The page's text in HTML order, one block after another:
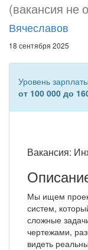
(вакансия не
Вячеславов
18 сентября 2025
Уровень
от 100 000 до
Вакансия:
Мы ищем
систем,
сложные
чертежами,
видеть